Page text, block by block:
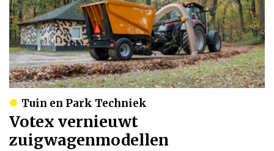
Tuin en Park Techniek
Votex vernieuwt
zuigwagenmodellen